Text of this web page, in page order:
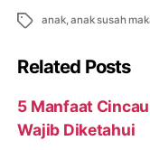
Tags anak,anak susah
Related Posts
5 Manfaat
Wajib Diketahui